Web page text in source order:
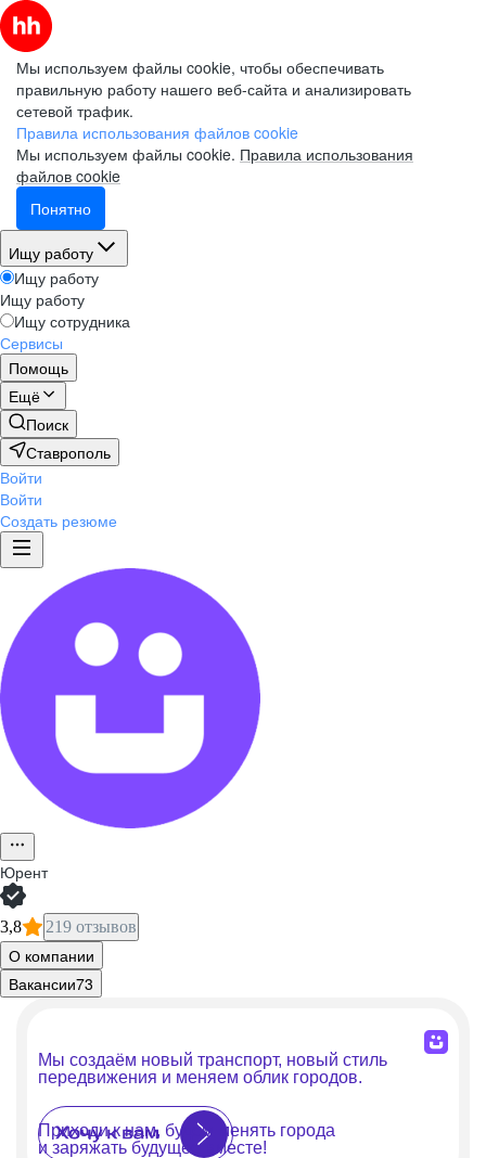
Мы используем файлы cookie, чтобы обеспечивать
правильную работу нашего веб-сайта и анализировать
сетевой трафик.
Правила использования файлов cookie
Мы используем файлы cookie. Правила использования
файлов cookie
Понятно
Ищу работу
Ищу работу
Ищу работу
Ищу сотрудника
Сервисы
Помощь
Ещё
Поиск
Ставрополь
Войти
Войти
Создать резюме
Юрент
3,8 219 отзывов
О компании
Вакансии73
Мы создаём новый транспорт, новый стиль
передвижения и меняем облик городов.
Приходи к нам, будем менять города
и заряжать будущее вместе!